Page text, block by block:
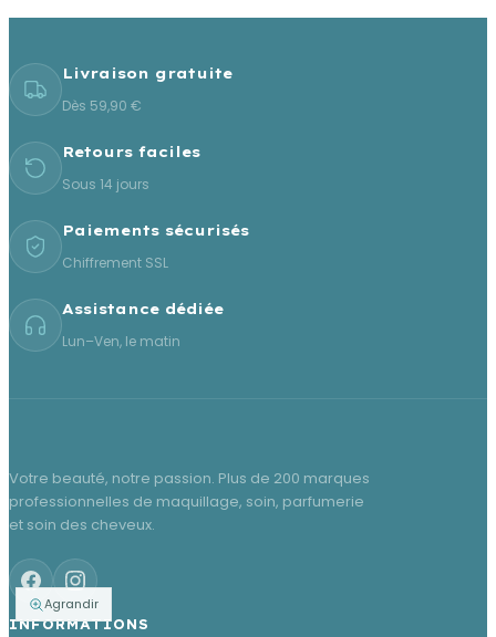
Agrandir
Livraison gratuite
Dès 59,90 €
Retours faciles
Sous 14 jours
Paiements sécurisés
Chiffrement SSL
Assistance dédiée
Lun–Ven, le matin
Votre beauté, notre passion. Plus de 200 marques
professionnelles de maquillage, soin, parfumerie
et soin des cheveux.
INFORMATIONS